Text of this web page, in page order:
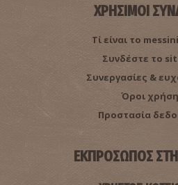
ΧΡΗΣΙΜΟΙ
Τί είναι το
Συνδέστε το
Συνεργασίες &
Όροι
Προστασία
ΕΚΠΡΟΣΩΠΟΣ